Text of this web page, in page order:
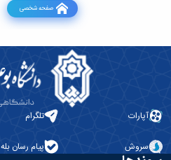
صفحه شخصی
آپارات تلگرام
سروش پیام رسان بله